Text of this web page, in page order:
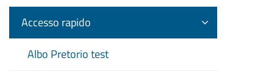
Accesso rapido
Albo Pretorio test